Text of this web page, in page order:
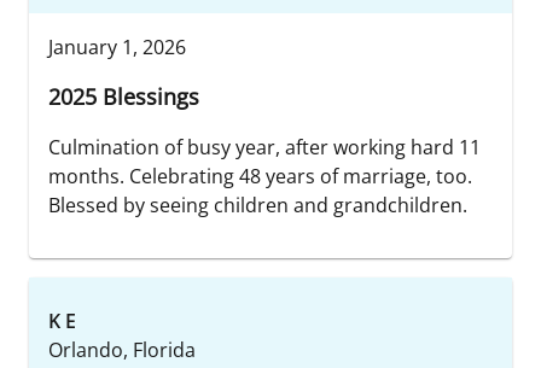
January 1, 2026
2025 Blessings
Culmination of busy year, after working hard 11
months. Celebrating 48 years of marriage, too.
Blessed by seeing children and grandchildren.
K E
Orlando, Florida